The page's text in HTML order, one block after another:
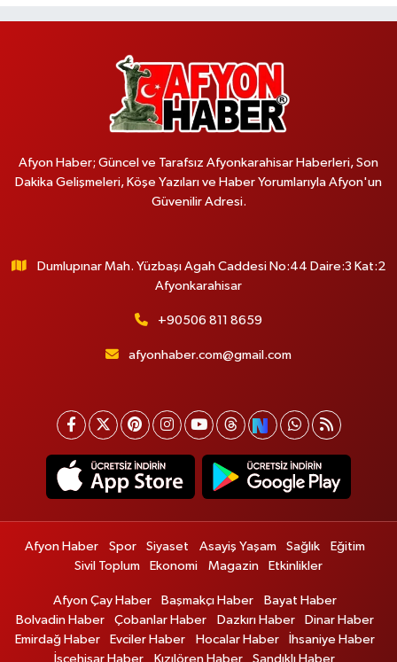
Afyon Haber; Güncel ve Tarafsız Afyonkarahisar Haberleri, Son
Dakika Gelişmeleri, Köşe Yazıları ve Haber Yorumlarıyla Afyon'un
Güvenilir Adresi.
Dumlupınar Mah. Yüzbaşı Agah Caddesi No:44 Daire:3 Kat:2
Afyonkarahisar
+90506 811 8659
afyonhaber.com@gmail.com
Afyon Haber Spor Siyaset Asayiş Yaşam Sağlık
Eğitim
Sivil Toplum
Ekonomi Magazin Etkinlikler
Afyon Çay Haber Başmakçı Haber
Bayat Haber
Bolvadin Haber
Çobanlar Haber Dazkırı Haber
Dinar Haber
Emirdağ Haber
Evciler Haber Hocalar Haber
İhsaniye Haber
İscehisar Haber
Kızılören Haber Sandıklı Haber